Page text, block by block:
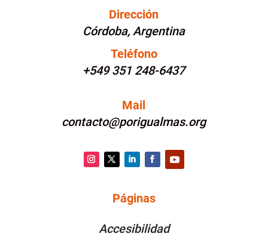
Dirección
Córdoba, Argentina
Teléfono
+549 351 248-6437
Mail
contacto@porigualmas.org
Facebook
Páginas
Accesibilidad